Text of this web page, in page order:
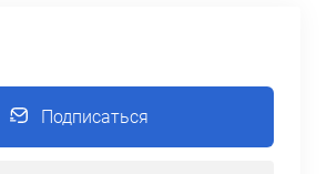
Подписаться